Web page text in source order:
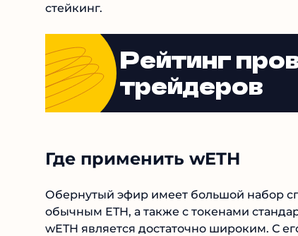
стейкинг.
Рейтинг
трейдеров
Где применить wETH
Обернутый эфир имеет большой набор
обычным ETH, а также с токенами
wETH является достаточно широким. С